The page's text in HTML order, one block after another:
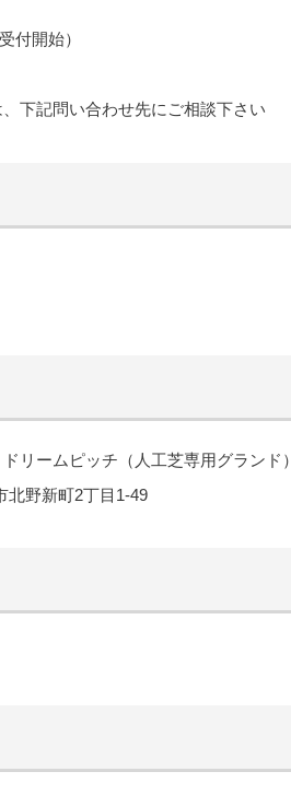
付開始）
下記問い合わせ先にご相談下さい
リームピッチ（人工芝専用グランド）
北野新町2丁目1-49